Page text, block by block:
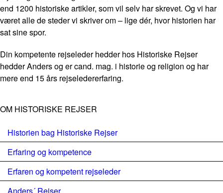
end 1200 historiske artikler, som vil selv har skrevet. Og vi har
været alle de steder vi skriver om – lige dér, hvor historien har
sat sine spor.
Din kompetente rejseleder hedder hos Historiske Rejser
hedder Anders og er cand. mag. i historie og religion og har
mere end 15 års rejseledererfaring.
OM HISTORISKE REJSER
Historien bag Historiske Rejser
Erfaring og kompetence
Erfaren og kompetent rejseleder